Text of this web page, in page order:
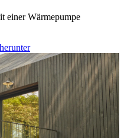
einer Wärmepumpe